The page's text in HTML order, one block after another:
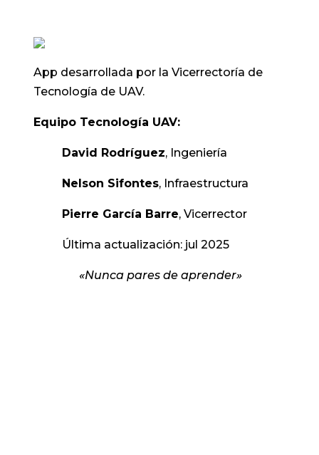
App desarrollada por la Vicerrectoría de
Tecnología de UAV.
Equipo Tecnología UAV:
David Rodríguez, Ingeniería
Nelson Sifontes, Infraestructura
Pierre García Barre, Vicerrector
Última actualización: jul 2025
«Nunca pares de aprender»